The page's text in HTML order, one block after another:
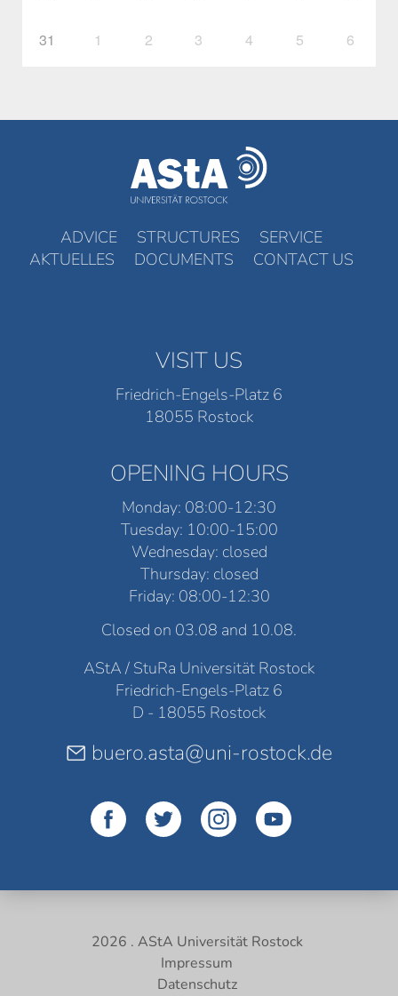
31 1 2 3 4 5 6
ADVICE STRUCTURES
SERVICE
AKTUELLES
DOCUMENTS CONTACT US
VISIT US
Friedrich-Engels-Platz 6
18055 Rostock
OPENING HOURS
Monday: 08:00-12:30
Tuesday: 10:00-15:00
Wednesday: closed
Thursday: closed
Friday: 08:00-12:30
Closed on 03.08 and 10.08.
AStA / StuRa Universität Rostock
Friedrich-Engels-Platz 6
D - 18055 Rostock
buero.asta@uni-rostock.de
2026 . AStA Universität Rostock
Impressum
Datenschutz